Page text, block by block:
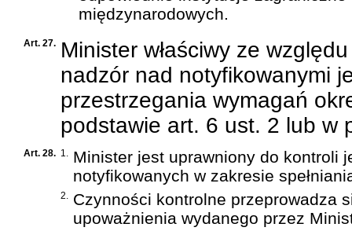
międzynarodowych.
Art. 27. Minister właściwy ze
nadzór nad notyfikowanymi
przestrzegania wymagań
podstawie art. 6 ust. 2 lub w
Art. 28. 1.
Minister jest uprawniony do kontroli
notyfikowanych w zakresie
2.
Czynności kontrolne przeprowadza
upoważnienia wydanego przez